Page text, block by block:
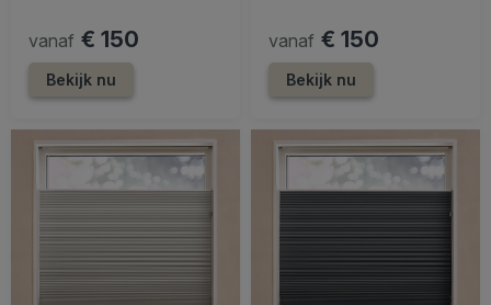
vanaf € 150
Bekijk nu
vanaf € 150
Bekijk nu